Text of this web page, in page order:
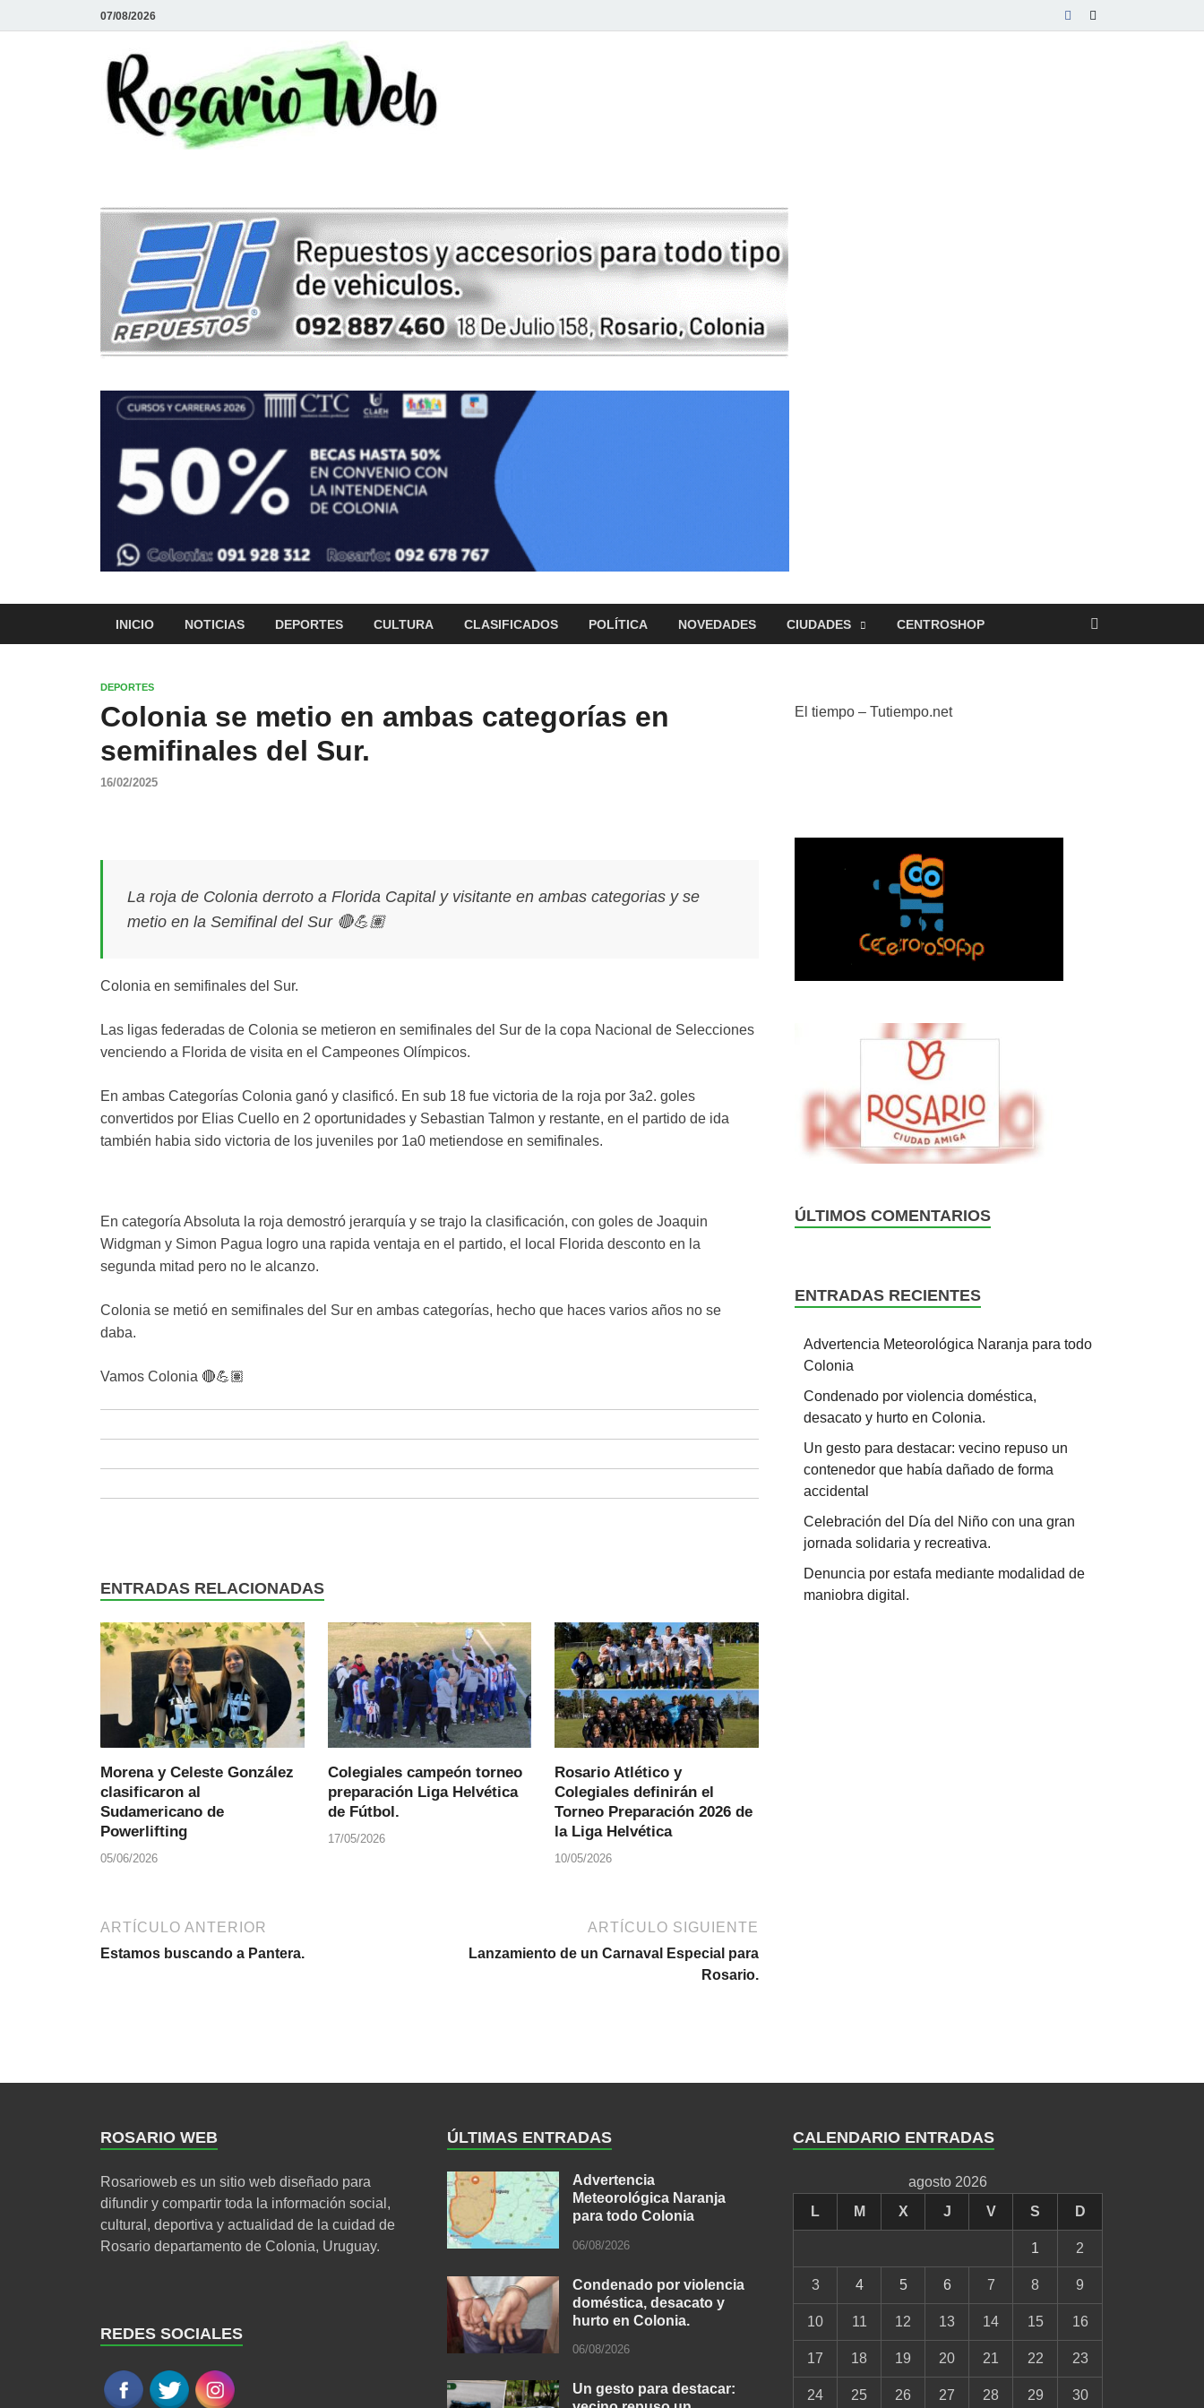
07/08/2026
INICIO NOTICIAS DEPORTES CULTURA CLASIFICADOS POLÍTICA NOVEDADES CIUDADES CENTROSHOP
DEPORTES
Colonia se metio en ambas categorías en
semifinales del Sur.
16/02/2025
La roja de Colonia derroto a Florida Capital y visitante en ambas categorias y se
metio en la Semifinal del Sur 🔴💪🏽
Colonia en semifinales del Sur.
Las ligas federadas de Colonia se metieron en semifinales del Sur de la copa Nacional de Selecciones
venciendo a Florida de visita en el Campeones Olímpicos.
En ambas Categorías Colonia ganó y clasificó. En sub 18 fue victoria de la roja por 3a2. goles
convertidos por Elias Cuello en 2 oportunidades y Sebastian Talmon y restante, en el partido de ida
también habia sido victoria de los juveniles por 1a0 metiendose en semifinales.
En categoría Absoluta la roja demostró jerarquía y se trajo la clasificación, con goles de Joaquin
Widgman y Simon Pagua logro una rapida ventaja en el partido, el local Florida desconto en la
segunda mitad pero no le alcanzo.
Colonia se metió en semifinales del Sur en ambas categorías, hecho que haces varios años no se
daba.
Vamos Colonia 🔴💪🏽
ENTRADAS RELACIONADAS
Morena y Celeste González
clasificaron al
Sudamericano de
Powerlifting
05/06/2026
Colegiales campeón torneo
preparación Liga Helvética
de Fútbol.
17/05/2026
Rosario Atlético y
Colegiales definirán el
Torneo Preparación 2026 de
la Liga Helvética
10/05/2026
ARTÍCULO ANTERIOR
Estamos buscando a Pantera.
ARTÍCULO SIGUIENTE
Lanzamiento de un Carnaval Especial para
Rosario.
El tiempo – Tutiempo.net
ÚLTIMOS COMENTARIOS
ENTRADAS RECIENTES
Advertencia Meteorológica Naranja para todo
Colonia
Condenado por violencia doméstica,
desacato y hurto en Colonia.
Un gesto para destacar: vecino repuso un
contenedor que había dañado de forma
accidental
Celebración del Día del Niño con una gran
jornada solidaria y recreativa.
Denuncia por estafa mediante modalidad de
maniobra digital.
ROSARIO WEB
Rosarioweb es un sitio web diseñado para
difundir y compartir toda la información social,
cultural, deportiva y actualidad de la cuidad de
Rosario departamento de Colonia, Uruguay.
REDES SOCIALES
ÚLTIMAS ENTRADAS
Advertencia
Meteorológica Naranja
para todo Colonia
06/08/2026
Condenado por violencia
doméstica, desacato y
hurto en Colonia.
06/08/2026
Un gesto para destacar:
CALENDARIO ENTRADAS
agosto 2026
L
M X J V S D
1 2
3 4 5 6 7 8 9
10 11 12 13 14 15 16
17 18 19 20 21 22 23
24 25 26 27 28 29 30